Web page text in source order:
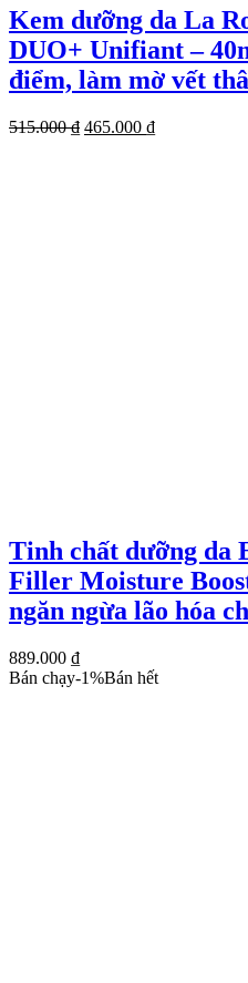
Kem dưỡng da La
DUO+ Unifiant –
điểm, làm mờ vết
515.000₫ Giá
465.000 ₫Giá
Tinh chất dưỡng da
Filler Moisture
ngăn ngừa lão hóa
889.000 ₫
Bán chạy-1%Bán hết